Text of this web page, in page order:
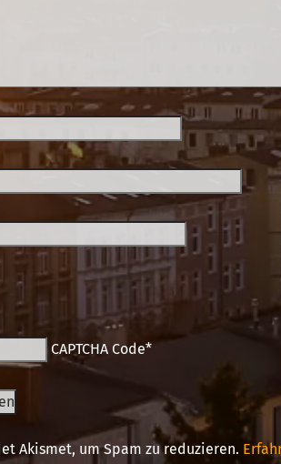
CAPTCHA Code*
Akismet, um Spam zu reduzieren.